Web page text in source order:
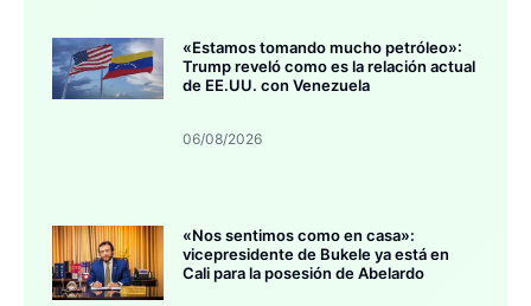
«Estamos tomando mucho petróleo»:
Trump reveló como es la relación actual
de EE.UU. con Venezuela
06/08/2026
«Nos sentimos como en casa»:
vicepresidente de Bukele ya está en
Cali para la posesión de Abelardo